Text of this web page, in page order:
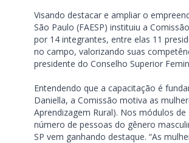
Visando destacar e ampliar o
São Paulo (FAESP) instituiu a
por 14 integrantes, entre elas 11
no campo, valorizando suas
presidente do Conselho Superior
Entendendo que a capacitação é
Daniella, a Comissão motiva as
Aprendizagem Rural). Nos módulos
número de pessoas do gênero
SP vem ganhando destaque. “As